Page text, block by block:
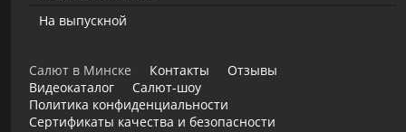
На выпускной
Салют в Минске Контакты
Отзывы
Видеокаталог
Салют-шоу
Политика конфиденциальности
Сертификаты качества и безопасности